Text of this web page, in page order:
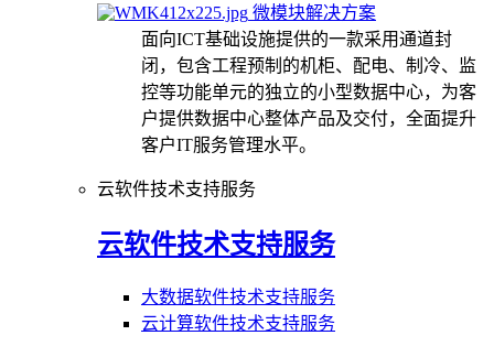
微模块解决方案
面向ICT基础设施提供的一款采用通道封
闭，包含工程预制的机柜、配电、制冷、监
控等功能单元的独立的小型数据中心，为客
户提供数据中心整体产品及交付，全面提升
客户IT服务管理水平。
云软件技术支持服务
云软件技术支持服务
大数据软件技术支持服务
云计算软件技术支持服务